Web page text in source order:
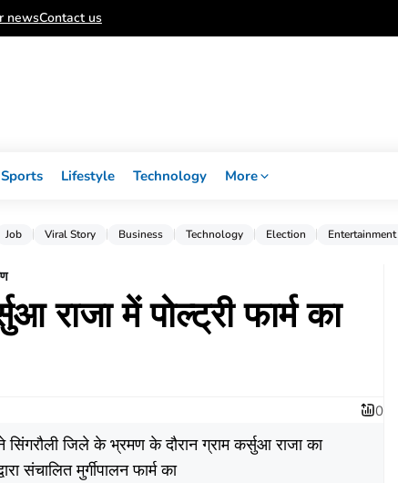
newsContact us
Sports Lifestyle Technology More
Job Viral Story Business Technology Election Entertainment
राजा में पोल्ट्री फार्म का
0
सिंगरौली जिले के भ्रमण के दौरान ग्राम कर्सुआ राजा का
संचालित मुर्गीपालन फार्म का